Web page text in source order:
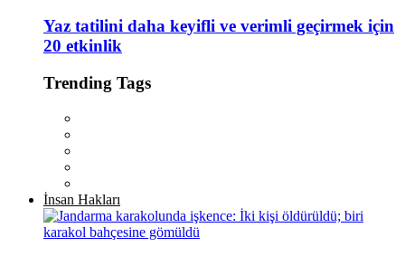
Yaz tatilini daha keyifli ve verimli geçirmek için
20 etkinlik
Trending Tags
İnsan Hakları